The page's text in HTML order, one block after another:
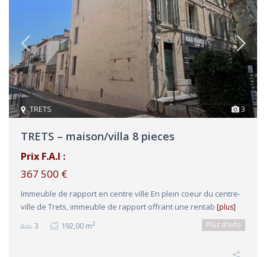
3
TRETS
TRETS – maison/villa 8 pieces
Prix F.A.I :
367 500 €
Immeuble de rapport en centre ville En plein coeur du centre-
ville de Trets, immeuble de rapport offrant une rentab [plus]
3 192,00 m2 Plus d'info